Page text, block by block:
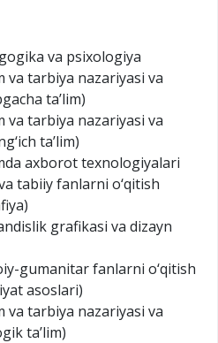
va psixologiya
va tarbiya nazariyasi va
ta’lim)
va tarbiya nazariyasi va
ta’lim)
axborot texnologiyalari
tabiiy fanlarni o‘qitish
grafikasi va dizayn
gumanitar fanlarni o‘qitish
asoslari)
va tarbiya nazariyasi va
ta’lim)